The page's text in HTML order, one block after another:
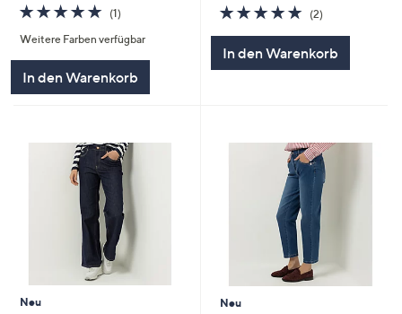
5.0
von
5
(1)1
Weitere Farben verfügbar
In den Warenkorb
5.0
von
(2)2
In den Warenkorb
Neu
Neu